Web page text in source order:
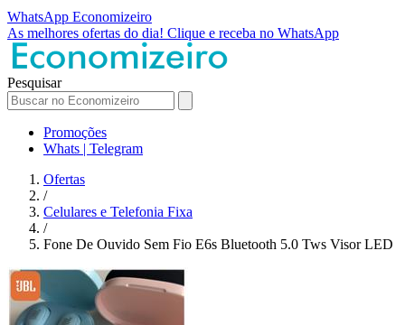
WhatsApp Economizeiro
As melhores ofertas do dia! Clique e receba no WhatsApp
Pesquisar
Promoções
Whats | Telegram
Ofertas
/
Celulares e Telefonia Fixa
/
Fone De Ouvido Sem Fio E6s Bluetooth 5.0 Tws Visor LED